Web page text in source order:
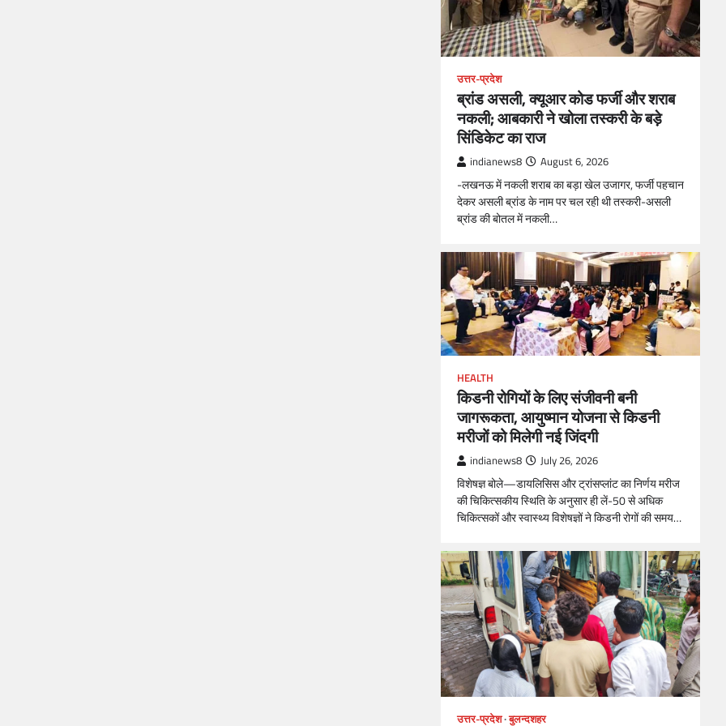
उत्तर-प्रदेश
ब्रांड असली, क्यूआर कोड फर्जी और शराब
नकली; आबकारी ने खोला तस्करी के बड़े
सिंडिकेट का राज
indianews8 August 6, 2026
-लखनऊ में नकली शराब का बड़ा खेल उजागर, फर्जी पहचान
देकर असली ब्रांड के नाम पर चल रही थी तस्करी-असली
ब्रांड की बोतल में नकली…
HEALTH
किडनी रोगियों के लिए संजीवनी बनी
जागरूकता, आयुष्मान योजना से किडनी
मरीजों को मिलेगी नई जिंदगी
indianews8 July 26, 2026
विशेषज्ञ बोले—डायलिसिस और ट्रांसप्लांट का निर्णय मरीज
की चिकित्सकीय स्थिति के अनुसार ही लें-50 से अधिक
चिकित्सकों और स्वास्थ्य विशेषज्ञों ने किडनी रोगों की समय…
उत्तर-प्रदेश बुलन्दशहर